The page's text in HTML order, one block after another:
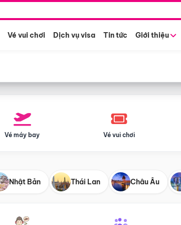
Vé vui chơi Dịch vụ visa Tin tức Giới thiệu
Vé máy bay Vé vui chơi
Nhật Bản Thái Lan Châu Âu